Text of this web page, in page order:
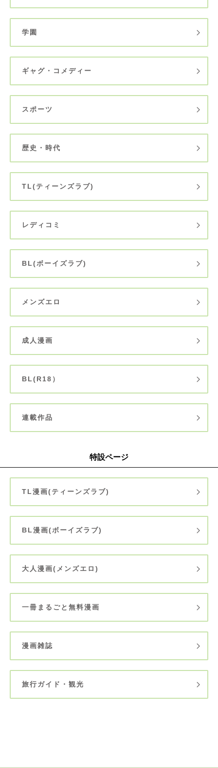
学園
ギャグ・コメディー
スポーツ
歴史・時代
TL(ティーンズラブ)
レディコミ
BL(ボーイズラブ)
メンズエロ
成人漫画
BL(R18）
連載作品
特設ページ
TL漫画(ティーンズラブ)
BL漫画(ボーイズラブ)
大人漫画(メンズエロ)
一冊まるごと無料漫画
漫画雑誌
旅行ガイド・観光